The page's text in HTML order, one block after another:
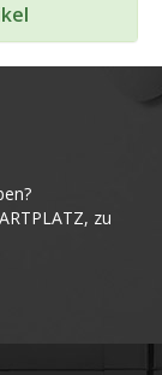
zu